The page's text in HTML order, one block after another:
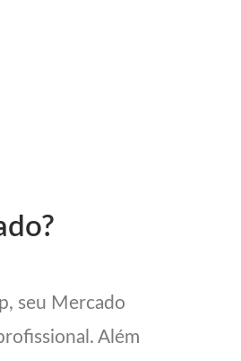
seu Mercado
Além